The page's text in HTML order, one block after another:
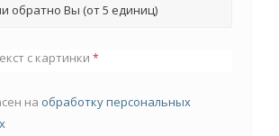
обратно Вы (от 5 единиц)
с картинки *
на обработку персональных